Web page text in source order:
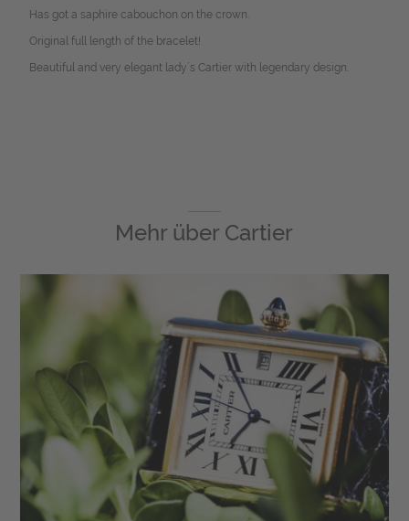
Has got a saphire cabouchon on the crown.
Original full length of the bracelet!
Beautiful and very elegant lady´s Cartier with legendary design.
Mehr über Cartier